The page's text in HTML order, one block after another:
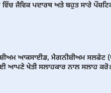
ਜੈਵਿਕ ਪਦਾਰਥ ਅਤੇ ਬਹੁਤ ਸਾਰੇ
ਆਕਸਾਈਡ, ਮੈਗਨੀਸ਼ੀਅਮ ਸਲਫੇਟ
ਖੇਤੀ ਸਲਾਹਕਾਰ ਨਾਲ ਸਲਾਹ ਕਰੋ।